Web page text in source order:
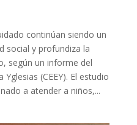
continúan siendo un
social y profundiza la
según un informe del
(CEEY). El estudio
a atender a niños,...